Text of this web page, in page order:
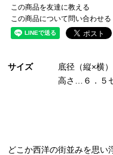
この商品を友達に教える
この商品について問い合わせる
サイズ底径（縦×横）…
高さ…６．５セ
どこか西洋の街並みを思い